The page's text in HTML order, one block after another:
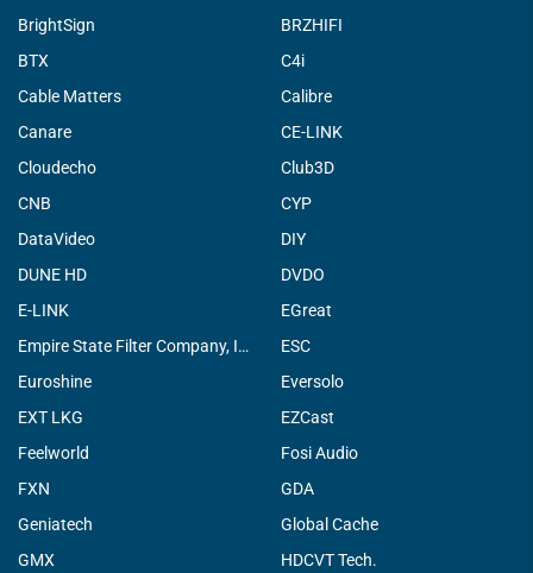
BrightSign
BRZHIFI
BTX
C4i
Cable Matters
Calibre
Canare
CE-LINK
Cloudecho
Club3D
CNB
CYP
DataVideo
DIY
DUNE HD
DVDO
E-LINK
EGreat
Empire State Filter Company, INC.
ESC
Euroshine
Eversolo
EXT LKG
EZCast
Feelworld
Fosi Audio
FXN
GDA
Geniatech
Global Cache
GMX
HDCVT Tech.